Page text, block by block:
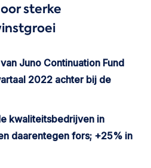
sterke
Juno Continuation Fund
2022 achter bij de
kwaliteitsbedrijven in
daarentegen fors; +25% in